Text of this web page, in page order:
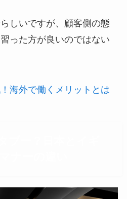
しいですが、顧客側の態
った方が良いのではない
海外で働くメリットとは